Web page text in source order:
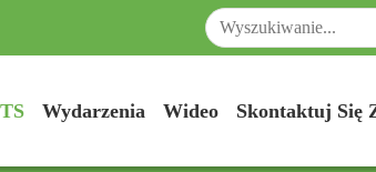
Wydarzenia Wideo